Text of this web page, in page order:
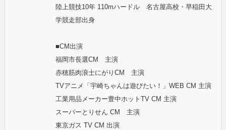
陸上競技10年 110mハードル 名古屋高校・早稲田大
学競走部出身
■CM出演
福岡市長選CM 主演
赤穂筋肉浪士にがりCM 主演
TVアニメ「宇崎ちゃんは遊びたい！」WEB CM 主演
工業用品メーカー豊中ホットTV CM 主演
スーパーとりせん CM 主演
東京ガス TV CM 出演